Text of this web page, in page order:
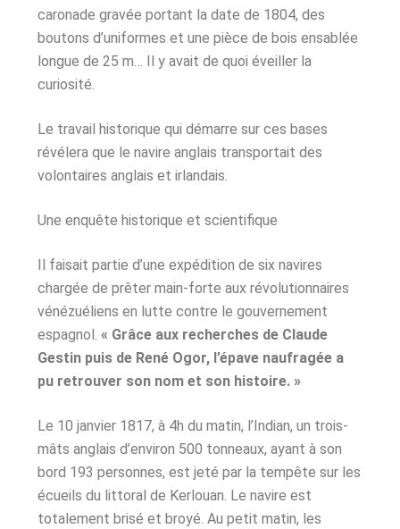
caronade gravée portant la date de 1804, des
boutons d’uniformes et une pièce de bois ensablée
longue de 25 m… Il y avait de quoi éveiller la
curiosité.
Le travail historique qui démarre sur ces bases
révélera que le navire anglais transportait des
volontaires anglais et irlandais.
Une enquête historique et scientifique
Il faisait partie d’une expédition de six navires
chargée de prêter main-forte aux révolutionnaires
vénézuéliens en lutte contre le gouvernement
espagnol. « Grâce aux recherches de Claude
Gestin puis de René Ogor, l’épave naufragée a
pu retrouver son nom et son histoire. »
Le 10 janvier 1817, à 4h du matin, l’Indian, un trois-
mâts anglais d’environ 500 tonneaux, ayant à son
bord 193 personnes, est jeté par la tempête sur les
écueils du littoral de Kerlouan. Le navire est
totalement brisé et broyé. Au petit matin, les